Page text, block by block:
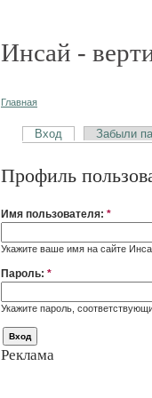
Инсай -
Главная
Вход Забыли
Профиль
Имя пользователя: *
Укажите ваше имя на сайте
Пароль: *
Укажите пароль,
Реклама